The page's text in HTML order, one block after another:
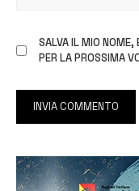
SALVA IL MIO NOME,
PER LA PROSSIMA